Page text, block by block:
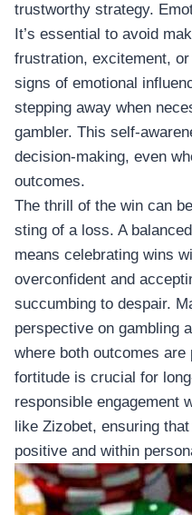
trustworthy strategy.
It’s essential to avoid
frustration, excitement,
signs of emotional
stepping away when
gambler. This self-
decision-making, even
outcomes.
The thrill of the win can
sting of a loss. A
means celebrating wins
overconfident and
succumbing to despair.
perspective on gambling
where both outcomes
fortitude is crucial for
responsible engagement
like Zizobet, ensuring
positive and within